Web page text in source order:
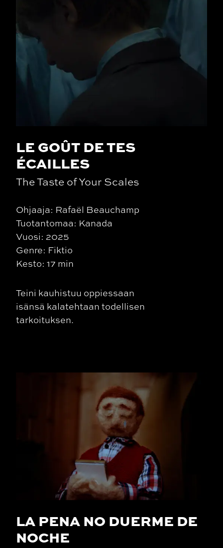
LE GOÛT DE TES
ÉCAILLES
The Taste of Your Scales
Ohjaaja: Rafaël Beauchamp
Tuotantomaa: Kanada
Vuosi: 2025
Genre: Fiktio
Kesto: 17 min
Teini kauhistuu oppiessaan
isänsä kalatehtaan todellisen
tarkoituksen.
LA PENA NO DUERME DE
NOCHE